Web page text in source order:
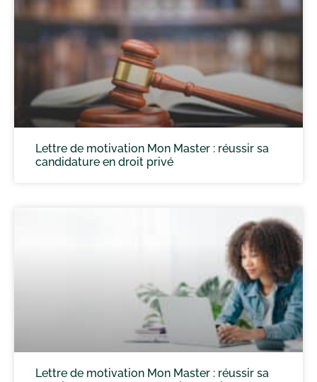
Lettre de motivation Mon Master : réussir sa
candidature en droit privé
Lettre de motivation Mon Master : réussir sa